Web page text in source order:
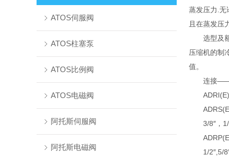
ATOS伺服阀
ATOS柱塞泵
ATOS比例阀
ATOS电磁阀
阿托斯伺服阀
阿托斯电磁阀
蒸发压力.无
且在蒸发压
选型及额
压缩机的制
值。
连接——（
ADRI(E)-
3/8″，1/
1/2″,5/